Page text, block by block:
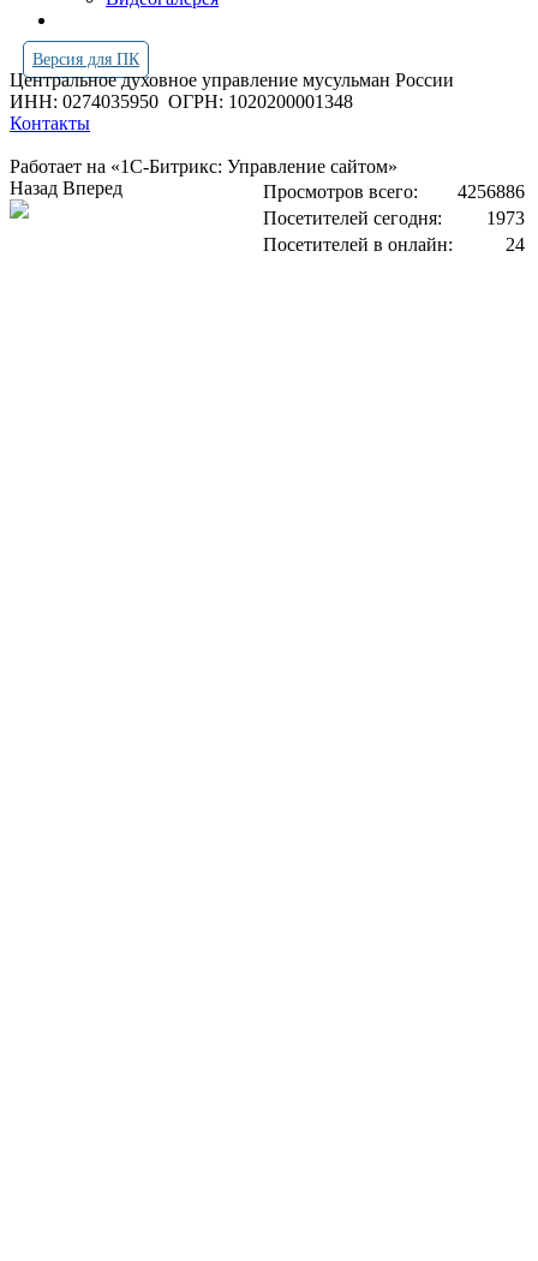
Версия для ПК
Центральное духовное управление мусульман России
ИНН: 0274035950 ОГРН: 1020200001348
Контакты
Работает на «1С-Битрикс: Управление сайтом»
Просмотров всего:
4256886
Посетителей сегодня:
1973
Посетителей в онлайн:
24
Назад Вперед